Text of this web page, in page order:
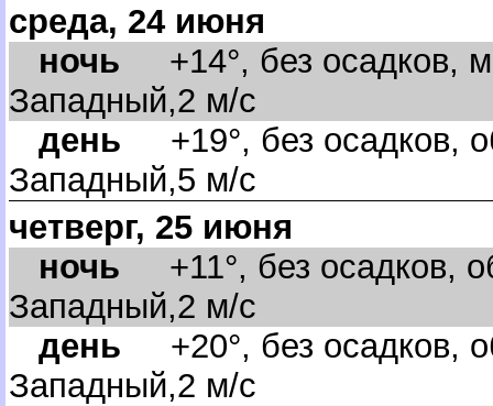
среда, 24 июня
ночь +14°, без осадков,
Западный,2 м/с
день +19°, без осадков,
Западный,5 м/с
четверг, 25 июня
ночь +11°, без осадков,
Западный,2 м/с
день +20°, без осадков,
Западный,2 м/с